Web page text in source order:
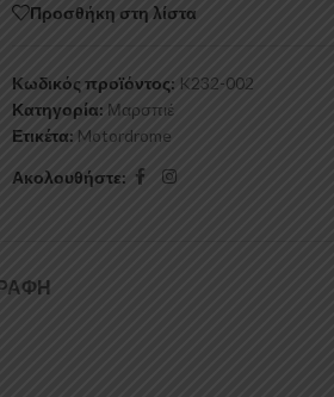
Προσθήκη στη λίστα
Κωδικός προϊόντος: K232-002
Κατηγορία: Μαρσπιέ
Ετικέτα: Motordrome
Ακολουθήστε: